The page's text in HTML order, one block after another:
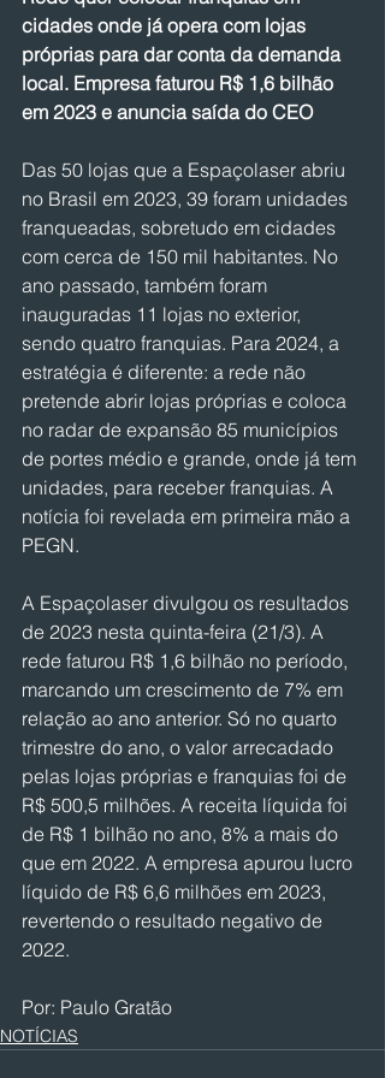
cidades onde já opera com lojas
próprias para dar conta da demanda
local. Empresa faturou R$ 1,6 bilhão
em 2023 e anuncia saída do CEO
Das 50 lojas que a Espaçolaser abriu
no Brasil em 2023, 39 foram unidades
franqueadas, sobretudo em cidades
com cerca de 150 mil habitantes. No
ano passado, também foram
inauguradas 11 lojas no exterior,
sendo quatro franquias. Para 2024, a
estratégia é diferente: a rede não
pretende abrir lojas próprias e coloca
no radar de expansão 85 municípios
de portes médio e grande, onde já tem
unidades, para receber franquias. A
notícia foi revelada em primeira mão a
PEGN.
A Espaçolaser divulgou os resultados
de 2023 nesta quinta-feira (21/3). A
rede faturou R$ 1,6 bilhão no período,
marcando um crescimento de 7% em
relação ao ano anterior. Só no quarto
trimestre do ano, o valor arrecadado
pelas lojas próprias e franquias foi de
R$ 500,5 milhões. A receita líquida foi
de R$ 1 bilhão no ano, 8% a mais do
que em 2022. A empresa apurou lucro
líquido de R$ 6,6 milhões em 2023,
revertendo o resultado negativo de
2022.
Por: Paulo Gratão
NOTÍCIAS